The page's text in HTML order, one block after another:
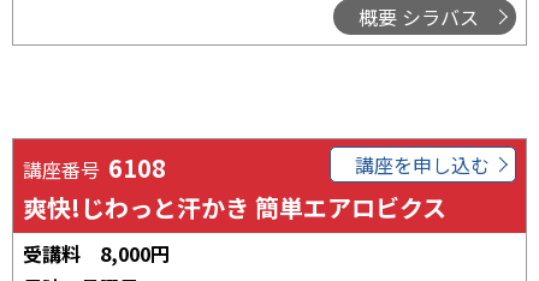
概要 シラバス
講座番号 6108
爽快!じわっと汗かき 簡単エアロビクス
講座を申し込む
受講料
8,000円